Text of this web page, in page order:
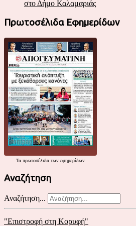
στο Δήμο Καλαμαριάς
Πρωτοσέλιδα Εφημερίδων
Τα πρωτοσέλιδα των εφημερίδων
Αναζήτηση
Αναζήτηση...
"Επιστροφή στη Κορυφή"